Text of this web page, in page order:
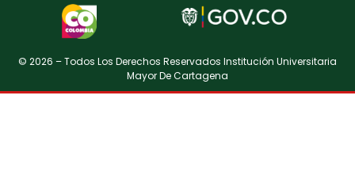
© 2026 – Todos Los Derechos Reservados Institución Universitaria
Mayor De Cartagena